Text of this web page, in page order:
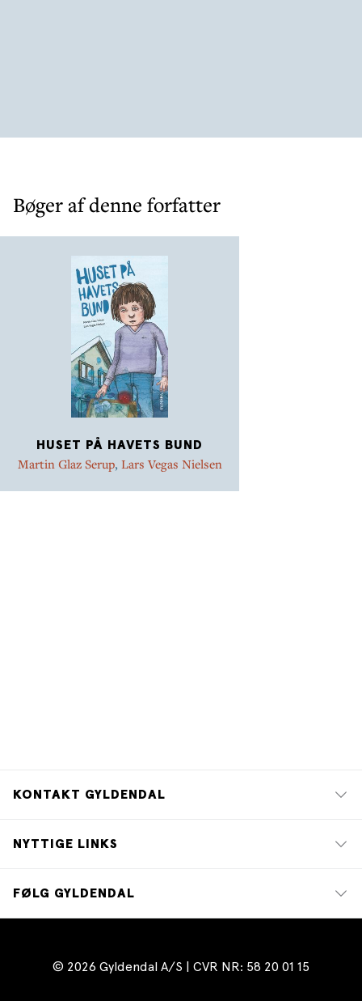
Bøger af denne forfatter
HUSET PÅ HAVETS BUND
Martin Glaz Serup, Lars Vegas Nielsen
KONTAKT GYLDENDAL
NYTTIGE LINKS
FØLG GYLDENDAL
© 2026 Gyldendal A/S | CVR NR: 58 20 01 15